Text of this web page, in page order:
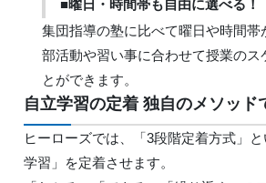
■曜日・時間帯も自由に選べる！
集団指導の塾に比べて曜日や時間帯
部活動や習い事に合わせて授業のス
とができます。
自立学習の定着 独自のメソッド
ヒーローズでは、「3段階定着方式」
学習」を定着させます。